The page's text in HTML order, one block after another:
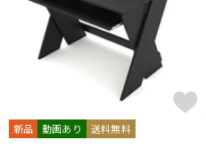
新品 動画あり 送料無料